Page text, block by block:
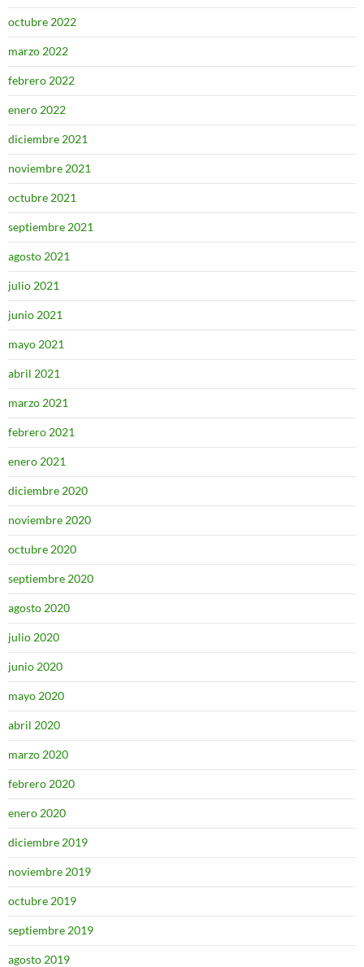
octubre 2022
marzo 2022
febrero 2022
enero 2022
diciembre 2021
noviembre 2021
octubre 2021
septiembre 2021
agosto 2021
julio 2021
junio 2021
mayo 2021
abril 2021
marzo 2021
febrero 2021
enero 2021
diciembre 2020
noviembre 2020
octubre 2020
septiembre 2020
agosto 2020
julio 2020
junio 2020
mayo 2020
abril 2020
marzo 2020
febrero 2020
enero 2020
diciembre 2019
noviembre 2019
octubre 2019
septiembre 2019
agosto 2019